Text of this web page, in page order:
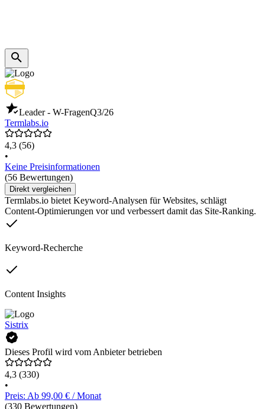
Leader - W-FragenQ3/26
Termlabs.io
4,3 (56)
•
Keine Preisinformationen
(56 Bewertungen)
Direkt vergleichen
Termlabs.io bietet Keyword-Analysen für Websites, schlägt
Content-Optimierungen vor und verbessert damit das Site-Ranking.
Keyword-Recherche
Content Insights
Sistrix
Dieses Profil wird vom Anbieter betrieben
4,3 (330)
•
Preis: Ab 99,00 € / Monat
(330 Bewertungen)